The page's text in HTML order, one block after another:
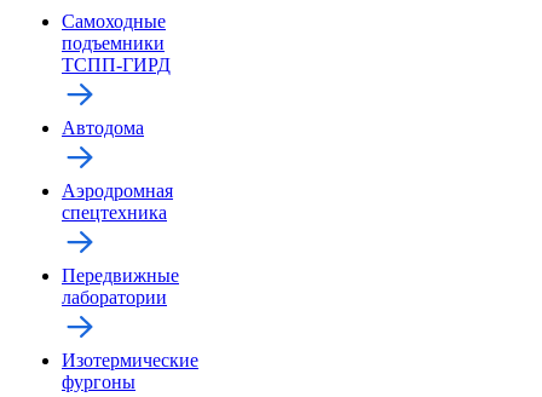
Самоходные
подъемники
ТСПП-ГИРД
Автодома
Аэродромная
спецтехника
Передвижные
лаборатории
Изотермические
фургоны